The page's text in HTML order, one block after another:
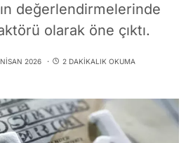
değerlendirmelerinde
olarak öne çıktı.
2026 2 DAKIKALIK OKUMA